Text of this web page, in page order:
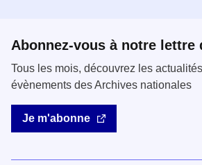
Abonnez-vous à notre
Tous les mois, découvrez les
évènements des Archives nationales
Je m'abonne